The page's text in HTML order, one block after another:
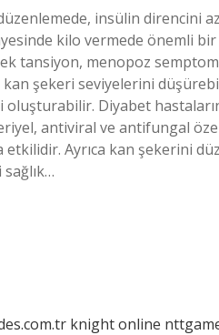
insülin direncini
kilo vermede önemli bir
tansiyon, menopoz
şekeri seviyelerini
Diyabet
antiviral ve antifungal
etkilidir. Ayrıca kan şekerini
knight online